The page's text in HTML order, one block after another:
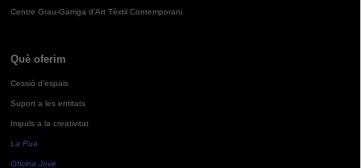
Centre Grau-Garriga d'Art Tèxtil Contemporani
Què oferim
Cessió d'espais
Suport a les entitats
Impuls a la creativitat
La Pua
Oficina Jove